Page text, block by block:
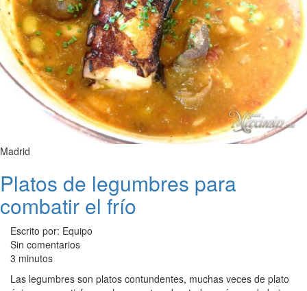
Madrid
Platos de legumbres para
combatir el frío
Escrito por: Equipo
Sin comentarios
3 minutos
Las legumbres son platos contundentes, muchas veces de plato